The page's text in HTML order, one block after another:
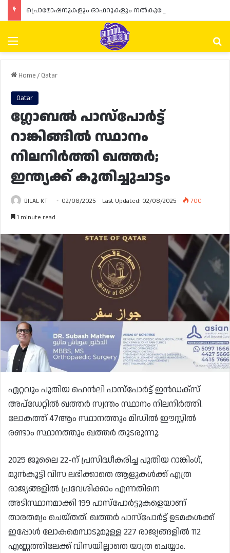
Menu
Home/ Qatar
Qatar
ഗ്ലോബൽ പാസ്പോർട്ട്
റാങ്കിങ്ങിൽ സ്ഥാനം
നിലനിർത്തി ഖത്തർ;
ഇന്ത്യക്ക് കുതിച്ചുചാട്ടം
BILAL KT 02/08/2025 Last Updated: 02/08/2025
700
1 minute read
ഏറ്റവും പുതിയ ഹെൻലി പാസ്‌പോർട്ട് ഇൻഡക്‌സ്
അപ്‌ഡേറ്റിൽ ഖത്തർ സ്വന്തം സ്ഥാനം നിലനിർത്തി.
ലോകത്ത് 47ആം സ്ഥാനത്തും മിഡിൽ ഈസ്റ്റിൽ
രണ്ടാം സ്ഥാനത്തും ഖത്തർ തുടരുന്നു.
2025 ജൂലൈ 22-ന് പ്രസിദ്ധീകരിച്ച പുതിയ റാങ്കിംഗ്,
മുൻകൂട്ടി വിസ ലഭിക്കാതെ ആളുകൾക്ക് എത്ര
രാജ്യങ്ങളിൽ പ്രവേശിക്കാം എന്നതിനെ
അടിസ്ഥാനമാക്കി 199 പാസ്‌പോർട്ടുകളെയാണ്
താരതമ്യം ചെയ്‌തത്‌. ഖത്തർ പാസ്‌പോർട്ട് ഉടമകൾക്ക്
ഇപ്പോൾ ലോകമെമ്പാടുമുള്ള 227 രാജ്യങ്ങളിൽ 112
എണ്ണത്തിലേക്ക് വിസയില്ലാതെ യാത്ര ചെയ്യാം.